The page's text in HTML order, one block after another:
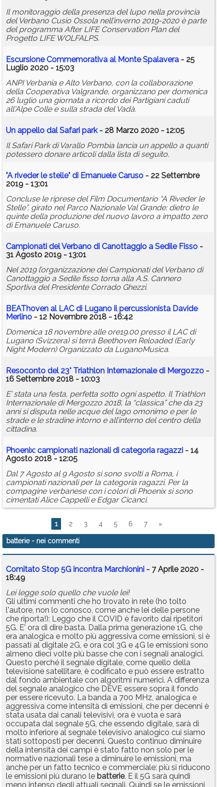
Il monitoraggio della presenza del lupo nella provincia
del Verbano Cusio Ossola nell’inverno 2019-2020 è parte
del programma After LIFE Conservation Plan del
Progetto LIFE WOLFALPS.
Escursione Commemorativa al Monte Spalavera - 25
Luglio 2020 - 15:03
ANPI Verbania e Alto Verbano, con la collaborazione
della Cooperativa Valgrande, organizzano per domenica
26 luglio una giornata a ricordo dei Partigiani caduti
all'Alpe Colle e sulla strada del Vadà.
Un appello dal Safari park- 28 Marzo 2020 - 12:05
Il Safari Park di Varallo Pombia lancia un appello a quanti
potessero donare articoli dalla lista di seguito.
"A riveder le stelle" di Emanuele Caruso - 22 Settembre
2019 - 13:01
Concluse le riprese del Film Documentario “A Riveder le
Stelle”, girato nel Parco Nazionale Val Grande: dietro le
quinte della produzione del nuovo lavoro a impatto zero
di Emanuele Caruso.
Campionati del Verbano di Canottaggio a Sedile Fisso -
31 Agosto 2019 - 13:01
Nel 2019 l’organizzazione dei Campionati del Verbano di
Canottaggio a Sedile fisso torna alla A.S. Cannero
Sportiva del Presidente Corrado Ghezzi.
BEAThoven al LAC di Lugano il percussionista Davide
Merlino - 12 Novembre 2018 - 16:42
Domenica 18 novembre alle ore19.00 presso il LAC di
Lugano (Svizzera) si terrà Beethoven Reloaded (Early
Night Modern) Organizzato da LuganoMusica.
Resoconto del 23° Triathlon Internazionale di Mergozzo -
16 Settembre 2018 - 10:03
E’ stata una festa, perfetta sotto ogni aspetto. Il Triathlon
Internazionale di Mergozzo 2018, la “classica” che da 23
anni si disputa nelle acque del lago omonimo e per le
strade e le stradine intorno e all’interno del centro della
cittadina.
Phoenix: campionati nazionali di categoria ragazzi - 14
Agosto 2018 - 12:05
Dal 7 Agosto al 9 Agosto si sono svolti a Roma, i
campionati nazionali per la categoria ragazzi. Per la
compagine verbanese con i colori di Phoenix si sono
cimentati Alice Cappelli e Edgar Cicanci.
1 2 3 4 5 6 7 »
batterie- nei commenti
Comitato Stop 5G incontra Marchionini - 7 Aprile 2020 -
18:49
Lei legge solo quello che vuole lei!
Gli ultimi commenti che ho trovato in rete (ho tolto
l'autore, non lo conosco, come anche lei delle persone
che riporta!): Leggo che il COVID è favorito dai ripetitori
5G. E' ora di dire basta. Dalla prima generazione 1G, che
era analogica e molto più aggressiva come emissioni, si è
passati al digitale 2G, e ora col 3G e 4G le emissioni sono
almeno dieci volte più basse che con i segnali analogici.
Questo perché il segnale digitale, come quello della
televisione satellitare, è codificato e può essere estratto
dal fondo ambientale con algoritmi numerici. A differenza
del segnale analogico che DEVE essere sopra il fondo
per essere ricevuto. La banda a 700 MHz, analogica e
aggressiva come intensità di emissioni, che per decenni è
stata usata dai canali televisivi, ora è vuota e sarà
occupata dal segnale 5G, che essendo digitale, sarà di
molto inferiore al segnale televisivo analogico cui siamo
stati sottoposti per decenni. Questo continuo diminuire
della intensità dei campi è stato fatto non solo per le
normative nazionali tese a diminuire le emissioni, ma
anche per un fatto tecnico e commerciale: più si riducono
le emissioni più durano le batterie. E il 5G sarà quindi
meno intenso degli attuali segnali. Quindi se le emissioni